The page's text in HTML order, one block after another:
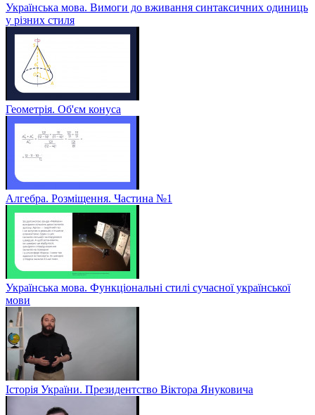
Українська мова. Вимоги до вживання синтаксичних одиниць
у різних стиля
Геометрія. Об'єм конуса
Алгебра. Розміщення. Частина №1
Українська мова. Функціональні стилі сучасної української
мови
Історія України. Президентство Віктора Януковича